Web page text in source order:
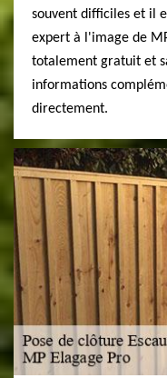
souvent difficiles et il
expert à l'image de
totalement gratuit et
informations
directement.